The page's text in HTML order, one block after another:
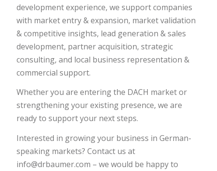
development experience, we support companies
with market entry & expansion, market validation
& competitive insights, lead generation & sales
development, partner acquisition, strategic
consulting, and local business representation &
commercial support.
Whether you are entering the DACH market or
strengthening your existing presence, we are
ready to support your next steps.
Interested in growing your business in German-
speaking markets? Contact us at
info@drbaumer.com – we would be happy to